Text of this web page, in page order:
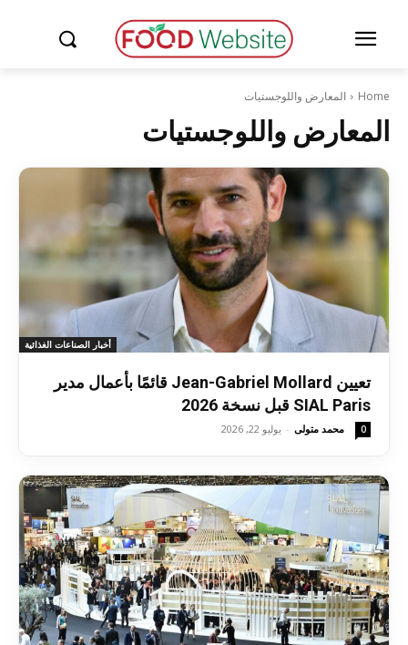
Home المعارض واللوجستيات
المعارض واللوجستيات
أخبار الصناعات الغذائية
تعيين Jean-Gabriel Mollard قائمًا بأعمال مدير
SIAL Paris قبل نسخة 2026
محمد متولى - يوليو 22, 2026 0